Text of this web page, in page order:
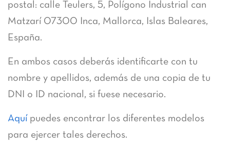
postal: calle Teulers, 5, Polígono Industrial can
Matzarí 07300 Inca, Mallorca, Islas Baleares,
España.
En ambos casos deberás identificarte con tu
nombre y apellidos, además de una copia de tu
DNI o ID nacional, si fuese necesario.
Aquí puedes encontrar los diferentes modelos
para ejercer tales derechos.